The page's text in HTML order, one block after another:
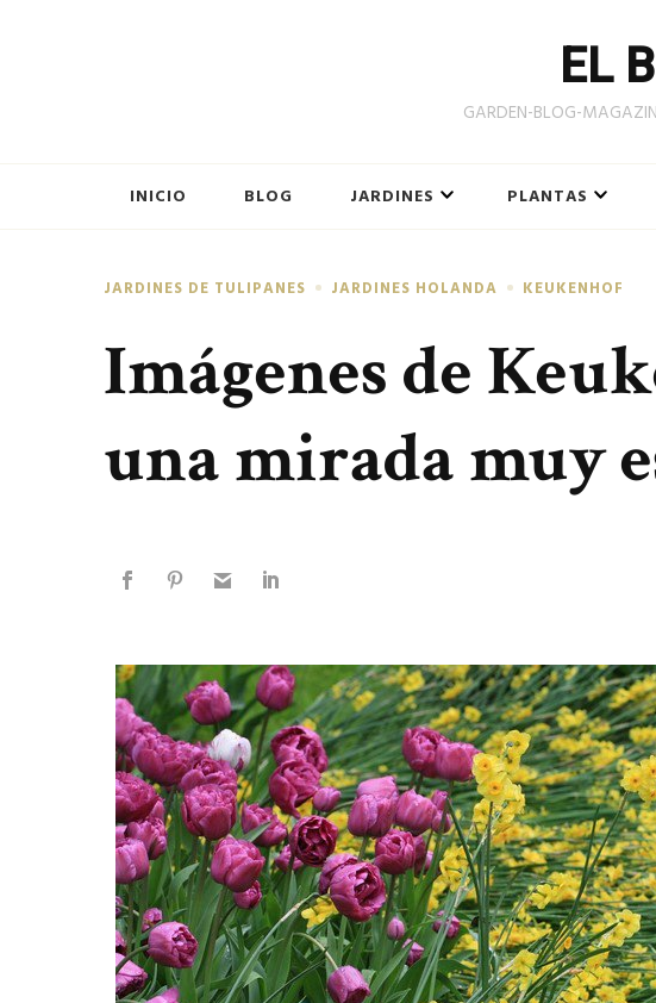
EL
GARDEN-BLOG-
INICIO BLOG JARDINES PLANTAS
JARDINES DE TULIPANES JARDINES HOLANDA KEUKENHOF
Imágenes de
una mirada muy